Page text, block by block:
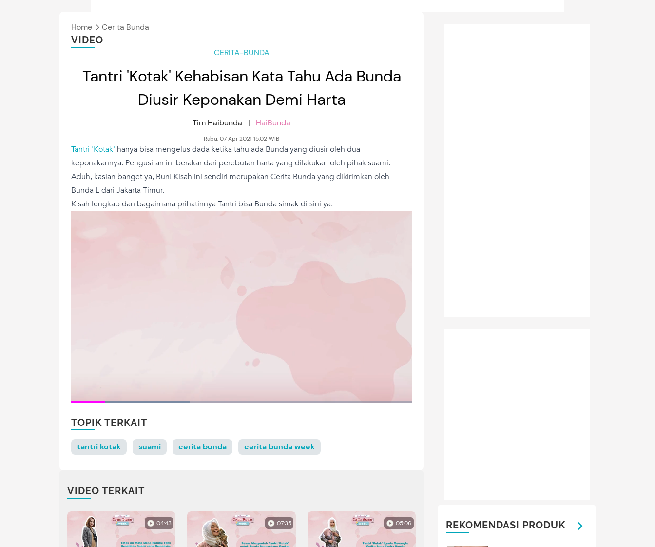
Home Cerita Bunda
VIDEO
CERITA-BUNDA
Tantri 'Kotak' Kehabisan Kata Tahu Ada Bunda
Diusir Keponakan Demi Harta
Tim Haibunda | HaiBunda
Rabu, 07 Apr 2021 15:02 WIB
Tantri 'Kotak' hanya bisa mengelus dada ketika tahu ada Bunda yang diusir oleh dua
keponakannya. Pengusiran ini berakar dari perebutan harta yang dilakukan oleh pihak suami.
Aduh, kasian banget ya, Bun! Kisah ini sendiri merupakan Cerita Bunda yang dikirimkan oleh
Bunda L dari Jakarta Timur.
Kisah lengkap dan bagaimana prihatinnya Tantri bisa Bunda simak di sini ya.
TOPIK TERKAIT
tantri kotak suami cerita bunda cerita bunda week
VIDEO TERKAIT
04:43 07:35 05:06 REKOMENDASI PRODUK